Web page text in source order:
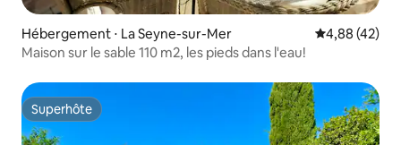
Hébergement ⋅ La Seyne-sur-Mer Évaluation
4,88 (42)
Maison sur le sable 110 m2, les pieds dans l'eau!
Superhôte
Superhôte